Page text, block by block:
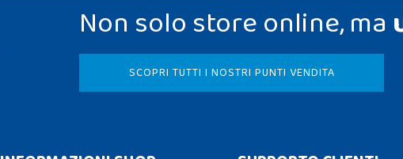
Non solo store online, ma
SCOPRI TUTTI I NOSTRI PUNTI VENDITA